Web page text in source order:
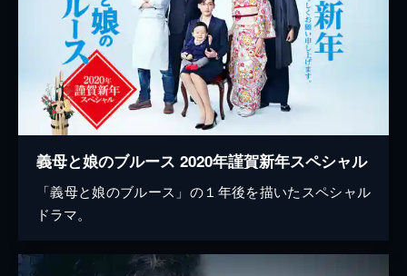
義母と娘のブルース 2020年謹賀新年スペシャル
「義母と娘のブルース」の１年後を描いたスペシャル
ドラマ。